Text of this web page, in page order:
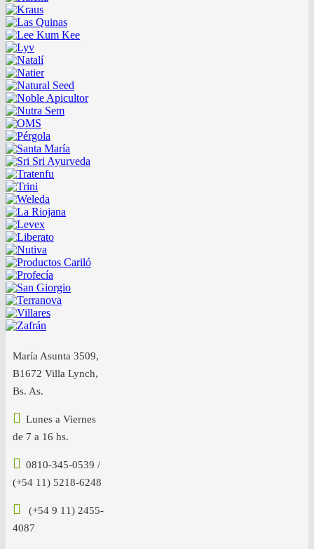
María Asunta 3509,
B1672 Villa Lynch,
Bs. As.
Lunes a Viernes
de 7 a 16 hs.
0810-345-0539 /
(+54 11) 5218-6248
(+54 9 11) 2455-
4087